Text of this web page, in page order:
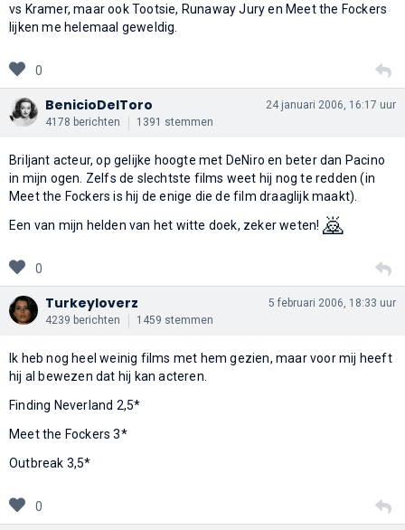
vs Kramer, maar ook Tootsie, Runaway Jury en Meet the Fockers
lijken me helemaal geweldig.
0
BenicioDelToro
4178 berichten 1391 stemmen
24 januari 2006, 16:17 uur
Briljant acteur, op gelijke hoogte met DeNiro en beter dan Pacino
in mijn ogen. Zelfs de slechtste films weet hij nog te redden (in
Meet the Fockers is hij de enige die de film draaglijk maakt).
Een van mijn helden van het witte doek, zeker weten! 🙇
0
Turkeyloverz
4239 berichten 1459 stemmen
5 februari 2006, 18:33 uur
Ik heb nog heel weinig films met hem gezien, maar voor mij heeft
hij al bewezen dat hij kan acteren.
Finding Neverland 2,5*
Meet the Fockers 3*
Outbreak 3,5*
0